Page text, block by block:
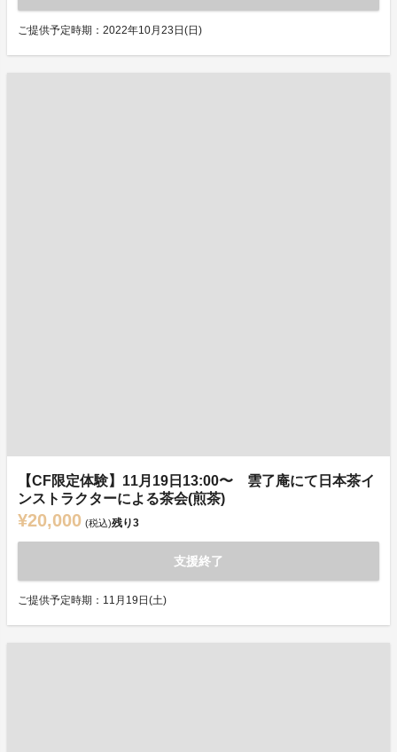
ご提供予定時期：2022年10月23日(日)
【CF限定体験】11月19日13:00〜 雲了庵にて日本茶イ
ンストラクターによる茶会(煎茶)
¥20,000 (税込)残り3
支援終了
ご提供予定時期：11月19日(土)